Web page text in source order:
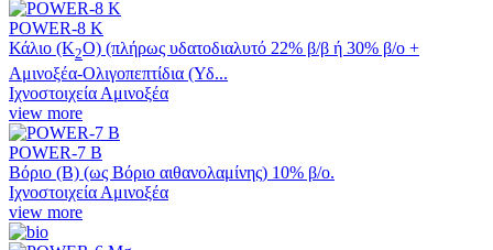
POWER-8 Κ
Κάλιο (Κ2Ο) (πλήρως υδατοδιαλυτό 22% β/β ή 30% β/ο +
Αμινοξέα-Oλιγοπεπτίδια (Υδ...
Ιχνοστοιχεία Αμινοξέα
view more
POWER-7 Β
Βόριο (Β) (ως Βόριο αιθανολαμίνης) 10% β/ο.
Ιχνοστοιχεία Αμινοξέα
view more